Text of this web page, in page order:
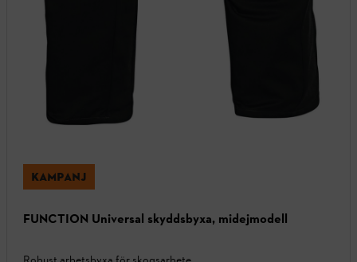
KAMPANJ
FUNCTION Universal skyddsbyxa, midejmodell